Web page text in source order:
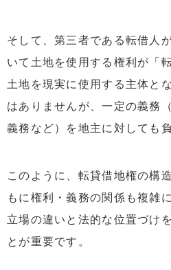
そして、第三者である転借人
いて土地を使用する権利が「
土地を現実に使用する主体と
はありませんが、一定の義務
義務など）を地主に対しても
このように、転貸借地権の構
もに権利・義務の関係も複雑
立場の違いと法的な位置づけ
とが重要です。